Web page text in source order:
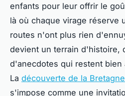
enfants pour leur offrir le
là où chaque virage réserve
routes n'ont plus rien
devient un terrain d'histoire,
d'anecdotes qui restent bien
La découverte de la
s'impose comme une